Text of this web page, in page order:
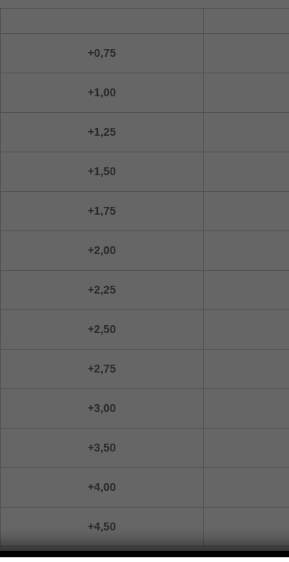
+0,75
+1,00
+1,25
+1,50
+1,75
+2,00
+2,25
+2,50
+2,75
+3,00
+3,50
+4,00
+4,50